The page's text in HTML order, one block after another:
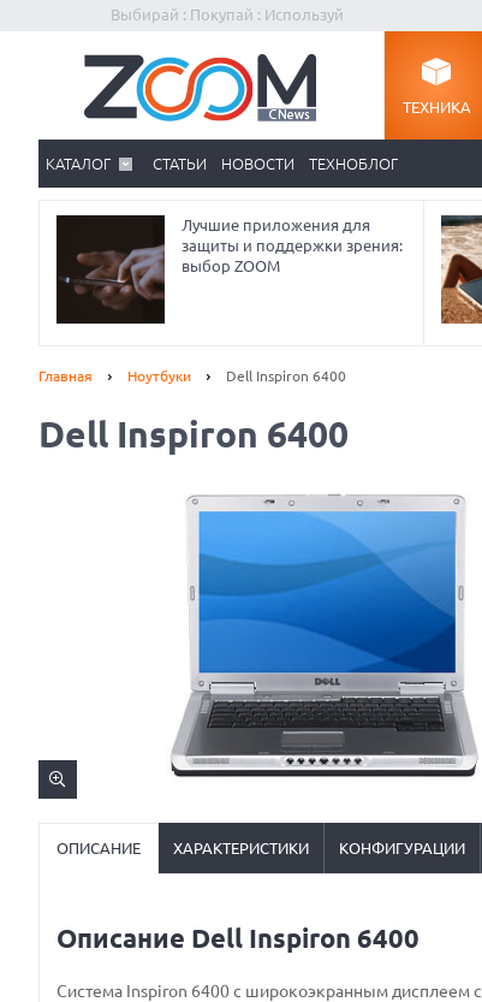
Выбирай : Покупай : Используй
ТЕХНИКА
КАТАЛОГ СТАТЬИ НОВОСТИ ТЕХНОБЛОГ
Лучшие приложения для
защиты и поддержки зрения:
выбор ZOOM
Главная Ноутбуки Dell Inspiron 6400
Dell Inspiron 6400
ОПИСАНИЕ ХАРАКТЕРИСТИКИ КОНФИГУРАЦИИ
Описание Dell Inspiron 6400
Система Inspiron 6400 с широкоэкранным дисплеем